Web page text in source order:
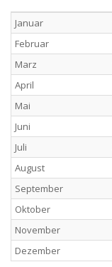
Januar
Februar
Marz
April
Mai
Juni
Juli
August
September
Oktober
November
Dezember